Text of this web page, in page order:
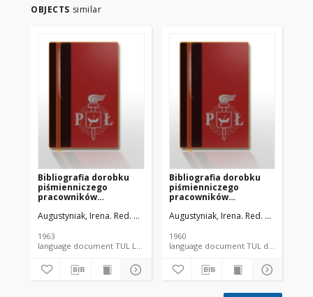
OBJECTS similar
Bibliografia dorobku
piśmienniczego
pracowników
5 1961/1962
Augustyniak, Irena. Red. nacz. Przygocka, Jadwiga (opr.)
1963
language document TUL Library document
Bibliografia dorobku
piśmienniczego
pracowników
2 1959/1960
Augustyniak, Irena. Red. nacz.
1960
language document TUL document